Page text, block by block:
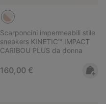
Scarponcini impermeabili stile
sneakers KINETIC™ IMPACT
CARIBOU PLUS da donna
Regular price:
160,00 €